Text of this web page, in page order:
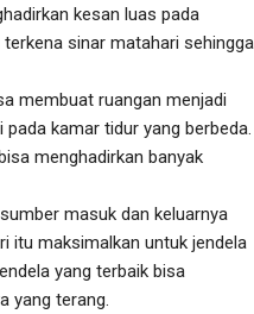
kesan luas pada
sinar matahari sehingga
membuat ruangan menjadi
kamar tidur yang berbeda.
menghadirkan banyak
masuk dan keluarnya
itu maksimalkan untuk jendela
yang terbaik bisa
yang terang.